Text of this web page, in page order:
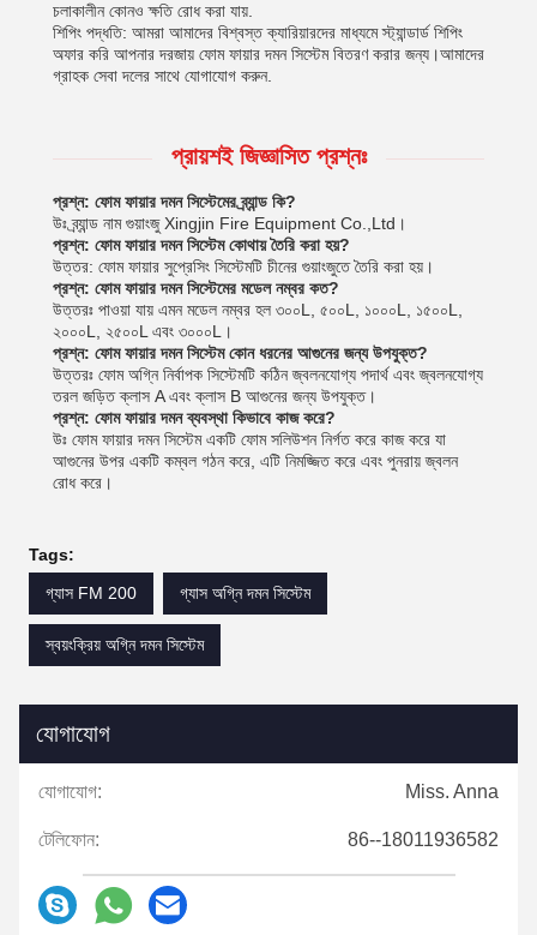
চলাকালীন কোনও ক্ষতি রোধ করা যায়.
শিপিং পদ্ধতি: আমরা আমাদের বিশ্বস্ত ক্যারিয়ারদের মাধ্যমে স্ট্যান্ডার্ড শিপিং
অফার করি আপনার দরজায় ফোম ফায়ার দমন সিস্টেম বিতরণ করার জন্য।আমাদের
গ্রাহক সেবা দলের সাথে যোগাযোগ করুন.
প্রায়শই জিজ্ঞাসিত প্রশ্নঃ
প্রশ্ন: ফোম ফায়ার দমন সিস্টেমের ব্র্যান্ড কি?
উঃ ব্র্যান্ড নাম গুয়াংজু Xingjin Fire Equipment Co.,Ltd।
প্রশ্ন: ফোম ফায়ার দমন সিস্টেম কোথায় তৈরি করা হয়?
উত্তর: ফোম ফায়ার সুপ্রেসিং সিস্টেমটি চীনের গুয়াংজুতে তৈরি করা হয়।
প্রশ্ন: ফোম ফায়ার দমন সিস্টেমের মডেল নম্বর কত?
উত্তরঃ পাওয়া যায় এমন মডেল নম্বর হল ৩০০L, ৫০০L, ১০০০L, ১৫০০L,
২০০০L, ২৫০০L এবং ৩০০০L।
প্রশ্ন: ফোম ফায়ার দমন সিস্টেম কোন ধরনের আগুনের জন্য উপযুক্ত?
উত্তরঃ ফোম অগ্নি নির্বাপক সিস্টেমটি কঠিন জ্বলনযোগ্য পদার্থ এবং জ্বলনযোগ্য
তরল জড়িত ক্লাস A এবং ক্লাস B আগুনের জন্য উপযুক্ত।
প্রশ্ন: ফোম ফায়ার দমন ব্যবস্থা কিভাবে কাজ করে?
উঃ ফোম ফায়ার দমন সিস্টেম একটি ফোম সলিউশন নির্গত করে কাজ করে যা
আগুনের উপর একটি কম্বল গঠন করে, এটি নিমজ্জিত করে এবং পুনরায় জ্বলন
রোধ করে।
Tags:
গ্যাস FM 200
গ্যাস অগ্নি দমন সিস্টেম
স্বয়ংক্রিয় অগ্নি দমন সিস্টেম
যোগাযোগ
যোগাযোগ: Miss. Anna
টেলিফোন: 86--18011936582